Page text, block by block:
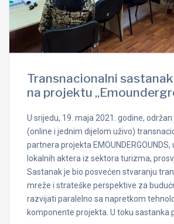
Transnacionalni
na projektu
U srijedu, 19. maja 2021. godine,
(online i jednim dijelom uživo)
partnera projekta
lokalnih aktera iz sektora turizma,
Sastanak je bio posvećen stvaranju
mreže i strateške perspektive za
razvijati paralelno sa napretkom
komponente projekta. U toku sastanka